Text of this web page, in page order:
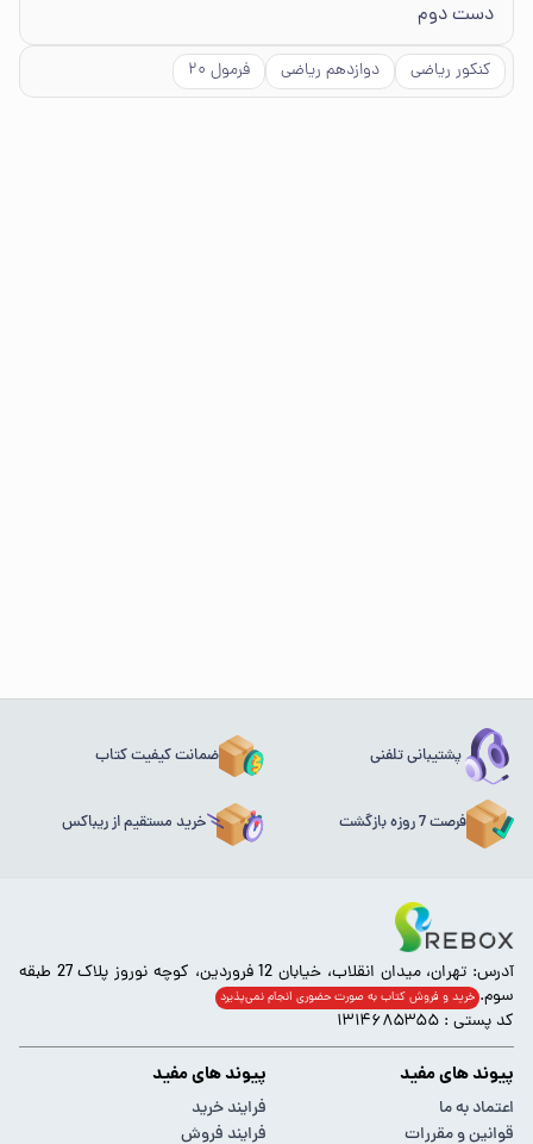
دست دوم
کنکور ریاضی دوازدهم ریاضی فرمول ۲۰
پشتیبانی تلفنی ضمانت کیفیت کتاب
فرصت 7 روزه بازگشت خرید مستقیم از ریباکس
آدرس: تهران، میدان انقلاب، خیابان 12 فروردین، کوچه نوروز پلاک 27 طبقه
سوم. خرید و فروش کتاب به صورت حضوری انجام‌ نمی‌پذیرد
کد پستی : ۱۳۱۴۶۸۵۳۵۵
پیوند های مفید
اعتماد به ما
قوانین و مقررات
پیوند های مفید
فرایند خرید
فرایند فروش